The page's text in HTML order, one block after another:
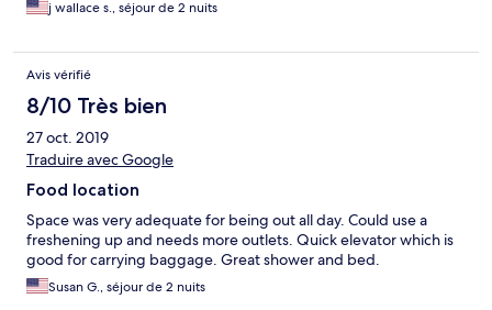
way to make it warm. This was my most expensive
discover it was not useable was disapointing. Rooms are fine,
clean and furnished with cheap Ikea furniture.
j wallace s., séjour de 2 nuits
Avis vérifié
8/10 Très bien
27 oct. 2019
Traduire avec Google
Food location
Space was very adequate for being out all day. Could use a
freshening up and needs more outlets. Quick elevator which is
good for carrying baggage. Great shower and bed.
Susan G., séjour de 2 nuits